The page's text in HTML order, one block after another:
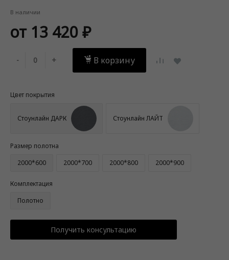
В наличии
от 13 420 ₽
- + В корзину
Цвет покрытия
Стоунлайн ДАРК Стоунлайн ЛАЙТ
Размер полотна
2000*600
2000*700 2000*800 2000*900
Комплектация
Полотно
Получить консультацию